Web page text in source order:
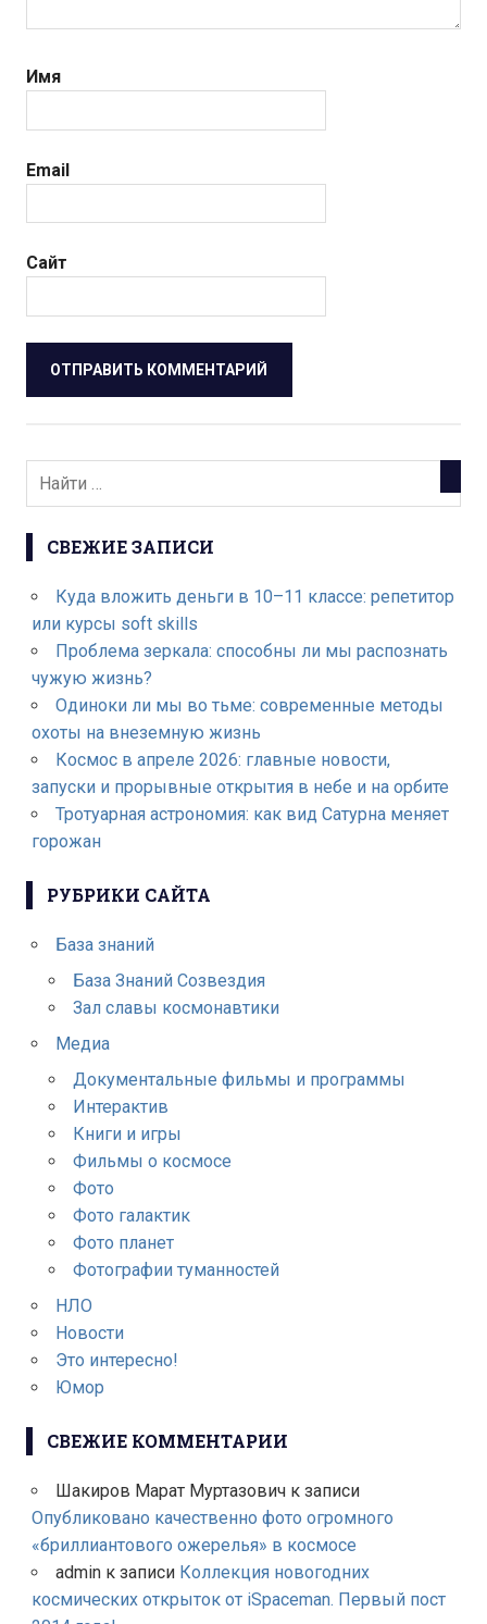
Имя
Email
Сайт
СВЕЖИЕ ЗАПИСИ
Куда вложить деньги в 10–11 классе: репетитор
или курсы soft skills
Проблема зеркала: способны ли мы распознать
чужую жизнь?
Одиноки ли мы во тьме: современные методы
охоты на внеземную жизнь
Космос в апреле 2026: главные новости,
запуски и прорывные открытия в небе и на орбите
Тротуарная астрономия: как вид Сатурна меняет
горожан
РУБРИКИ САЙТА
База знаний
База Знаний Созвездия
Зал славы космонавтики
Медиа
Документальные фильмы и программы
Интерактив
Книги и игры
Фильмы о космосе
Фото
Фото галактик
Фото планет
Фотографии туманностей
НЛО
Новости
Это интересно!
Юмор
СВЕЖИЕ КОММЕНТАРИИ
Шакиров Марат Муртазовичк записи
Опубликовано качественно фото огромного
«бриллиантового ожерелья» в космосе
adminк записи Коллекция новогодних
космических открыток от iSpaceman. Первый пост